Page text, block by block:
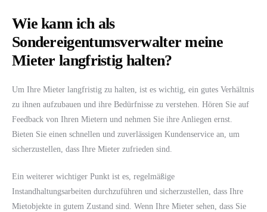
Wie kann ich als
Sondereigentumsverwalter meine
Mieter langfristig halten?
Um Ihre Mieter langfristig zu halten, ist es wichtig, ein gutes Verhältnis
zu ihnen aufzubauen und ihre Bedürfnisse zu verstehen. Hören Sie auf
Feedback von Ihren Mietern und nehmen Sie ihre Anliegen ernst.
Bieten Sie einen schnellen und zuverlässigen Kundenservice an, um
sicherzustellen, dass Ihre Mieter zufrieden sind.
Ein weiterer wichtiger Punkt ist es, regelmäßige
Instandhaltungsarbeiten durchzuführen und sicherzustellen, dass Ihre
Mietobjekte in gutem Zustand sind. Wenn Ihre Mieter sehen, dass Sie